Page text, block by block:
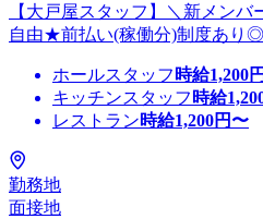
【大戸屋スタッフ】＼新メン
自由★前払い(稼働分)制度あり◎
ホールスタッフ 時給1,200
キッチンスタッフ 時給
レストラン時給1,200円〜
勤務地
面接地